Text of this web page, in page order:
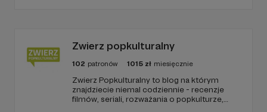
Zwierz popkulturalny
102 patronów 1015 zł miesięcznie
Zwierz Popkulturalny to blog na którym
znajdziecie niemal codziennie - recenzje
filmów, seriali, rozważania o popkulturze,